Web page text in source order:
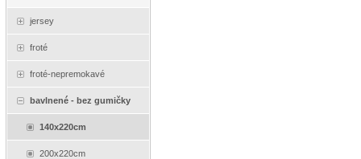
jersey
froté
froté-nepremokavé
bavlnené - bez gumičky
140x220cm
200x220cm